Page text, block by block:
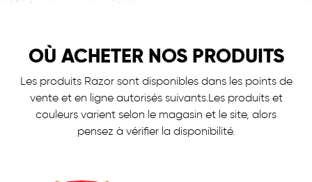
OÙ ACHETER NOS PRODUITS
Les produits Razor sont disponibles dans les points de
vente et en ligne autorisés suivants.Les produits et
couleurs varient selon le magasin et le site, alors
pensez à vérifier la disponibilité.